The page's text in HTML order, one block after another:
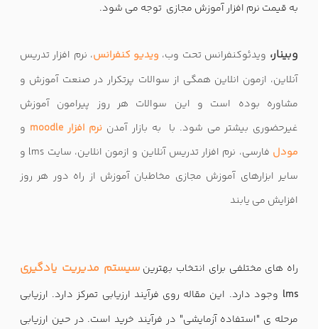
به قیمت نرم افزار آموزش مجازی توجه می شود.
وبینار، ویدئوکنفرانس تحت وب، ویدیو کنفرانس، نرم افزار تدریس
آنلاین، ازمون انلاین همگی از سوالات پرتکرار در صنعت آموزش و
مشاوره بوده است و این سوالات هر روز پیرامون آموزش
غیرحضوری بیشتر می شود. با به بازار آمدن نرم افزار moodle
و
مودل
فارسی، نرم افزار تدریس آنلاین و ازمون انلاین، سایت lms و
سایر ابزارهای آموزش مجازی مخاطبان آموزش از راه دور هر روز
افزایش می یابند
راه های مختلفی برای انتخاب بهترینسیستم مدیریت یادگیری
lms وجود دارد. این مقاله روی فرآیند ارزیابی تمرکز دارد. ارزیابی
مرحله ی "استفاده آزمایشی" در فرآیند خرید است. در حین ارزیابی